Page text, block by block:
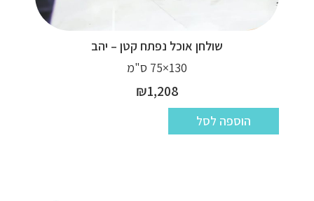
שולחן אוכל נפתח קטן – יהב
130×75 ס"מ
₪1,208
הוספה לסל